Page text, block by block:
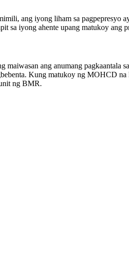
ang iyong liham sa pagpepresyo
sa iyong ahente upang matukoy ang
ang anumang pagkaantala
Kung matukoy ng MOHCD na
ng BMR.